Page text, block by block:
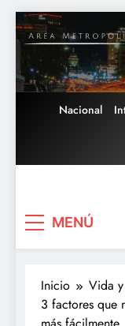
Saltar
al
contenido
Nacional
MENÚ
Inicio
Vida
3 factores que